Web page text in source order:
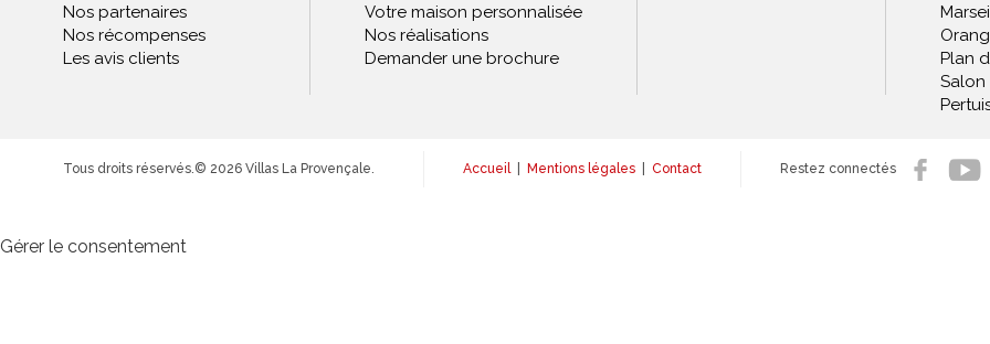
Nos partenaires
Nos récompenses
Les avis clients
Votre maison personnalisée
Nos réalisations
Demander une brochure
Plan
Salon
© 2026 Villas La Provençale.
Tous droits réservés. Accueil| Mentions légales Contact Restez connectés
Gérer le consentement